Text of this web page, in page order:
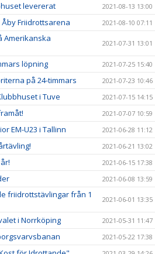
levererat 2021-08-13 13:00
Friidrottsarena 2021-08-10 07:11
Amerikanska
2021-07-31 13:01
löpning 2021-07-25 15:40
på 24-timmars 2021-07-23 10:46
i Tuve 2021-07-15 14:15
2021-07-07 10:59
EM-U23 i Tallinn 2021-06-28 11:12
2021-06-21 13:02
2021-06-15 17:38
2021-06-08 13:59
friidrottstävlingar från 1
2021-06-01 13:35
i Norrköping 2021-05-31 11:47
2021-05-22 17:38